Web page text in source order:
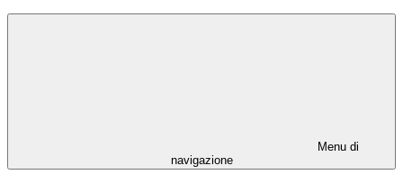
Menu di
navigazione